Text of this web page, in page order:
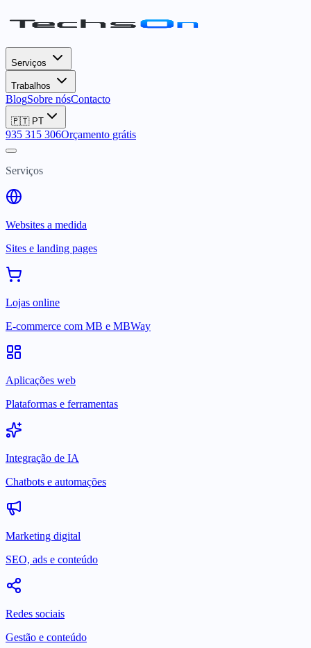
Serviços
Trabalhos
BlogSobre nósContacto
🇵🇹 PT
935 315 306Orçamento grátis
Serviços
Websites a medida
Sites e landing pages
Lojas online
E-commerce com MB e MBWay
Aplicações web
Plataformas e ferramentas
Integração de IA
Chatbots e automações
Marketing digital
SEO, ads e conteúdo
Redes sociais
Gestão e conteúdo